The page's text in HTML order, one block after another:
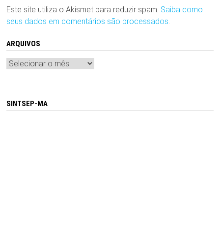
Este site utiliza o Akismet para reduzir spam. Saiba como
seus dados em comentários são processados.
ARQUIVOS
Arquivos
SINTSEP-MA